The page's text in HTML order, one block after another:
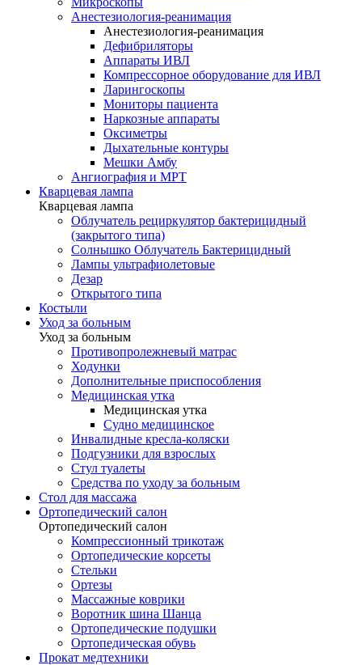
Анестезиология-реанимация
Анестезиология-реанимация
Дефибриляторы
Аппараты ИВЛ
Компрессорное оборудование для ИВЛ
Ларингоскопы
Мониторы пациента
Наркозные аппараты
Оксиметры
Дыхательные контуры
Мешки Амбу
Ангиография и МРТ
Кварцевая лампа
Кварцевая лампа
Облучатель рециркулятор бактерицидный
(закрытого типа)
Солнышко Облучатель Бактерицидный
Лампы ультрафиолетовые
Дезар
Открытого типа
Костыли
Уход за больным
Уход за больным
Противопролежневый матрас
Ходунки
Дополнительные приспособления
Медицинская утка
Медицинская утка
Судно медицинское
Инвалидные кресла-коляски
Подгузники для взрослых
Стул туалеты
Средства по уходу за больным
Cтол для массажа
Ортопедический салон
Ортопедический салон
Компрессионный трикотаж
Ортопедические корсеты
Стельки
Ортезы
Массажные коврики
Воротник шина Шанца
Ортопедические подушки
Ортопедическая обувь
Прокат медтехники